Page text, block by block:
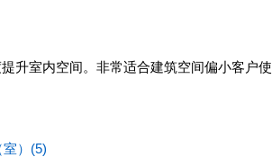
升室内空间。非常适合建筑空间偏小客户使
）(5)